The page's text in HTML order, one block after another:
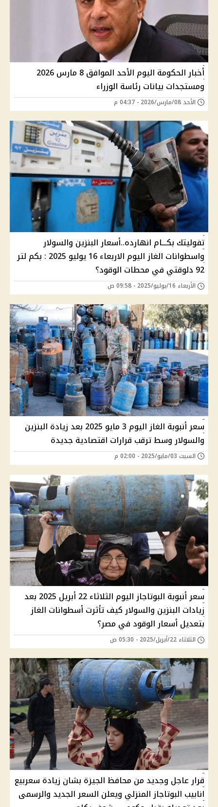
أخبار الحكومة اليوم الأحد الموافق 8 مارس 2026
ومستجدات بيانات رئاسة الوزراء
الأحد 08/مارس/2026 - 04:37 م
تفوليتك بكـــام انهارده..أسعار البنزين والسولار
واسطوانات الغاز اليوم الاربعاء 16 يوليو 2025 : بكم لتر
92 دلوقتي في محطات الوقود؟
الأربعاء 16/يوليو/2025 - 09:58 ص
سعر أنبوبة الغاز اليوم 3 مايو 2025 بعد زيادة البنزين
والسولار وسط ترقب قرارات اقتصادية جديدة
السبت 03/مايو/2025 - 02:00 م
سعر أنبوبة البوتاجاز اليوم الثلاثاء 22 أبريل 2025 بعد
زيادات البنزين والسولار كيف تأثرت أسطوانات الغاز
بتعديل أسعار الوقود في مصر؟
الثلاثاء 22/أبريل/2025 - 05:30 ص
قرار عاجل وجديد من محافظ الجيزة بشان زيادة سعربيع
انابيب البوتاجاز المنزلي ويعلن السعر الجديد والرسمى